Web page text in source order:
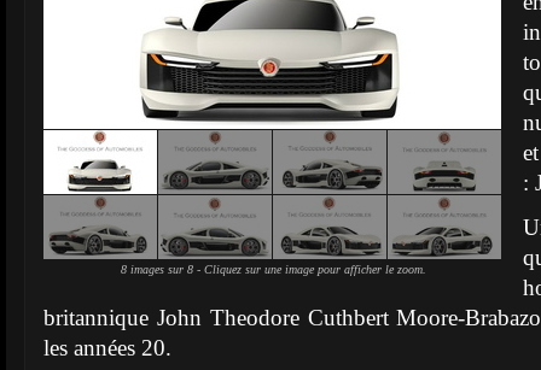
8 images sur 8 - Cliquez sur une image pour afficher le zoom.
:
britannique John Theodore Cuthbert Moore-
les années 20.